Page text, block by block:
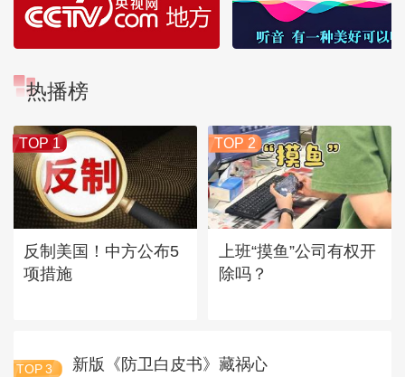
热播榜
TOP 1
反制美国！中方公布5
项措施
TOP 2
上班“摸鱼”公司有权开
除吗？
TOP 3 新版《防卫白皮书》藏祸心